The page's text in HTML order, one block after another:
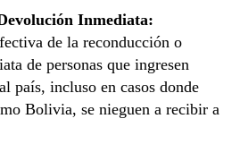
Inmediata:
de la reconducción o
de personas que ingresen
país, incluso en casos donde
Bolivia, se nieguen a recibir a